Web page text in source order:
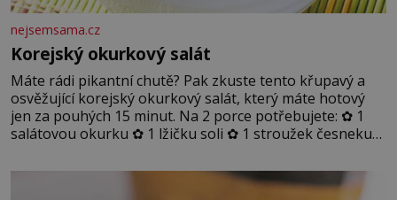
nejsemsama.cz
Korejský okurkový salát
Máte rádi pikantní chutě? Pak zkuste tento křupavý a
osvěžující korejský okurkový salát, který máte hotový
jen za pouhých 15 minut. Na 2 porce potřebujete: ✿ 1
salátovou okurku ✿ 1 lžičku soli ✿ 1 stroužek česneku
sezamového oleje ✿ 1 lžičku chilli ✿ 1 lžičku cukru ✿ 1
jarní cibulku ✿ 1 lžíci sezamových semínek